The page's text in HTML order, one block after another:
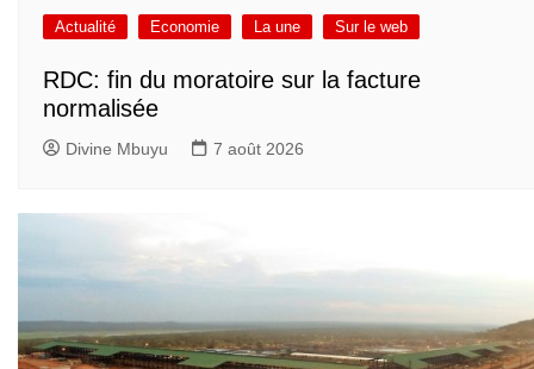
Actualité Economie La une Sur le web
RDC: fin du moratoire sur la facture
normalisée
Divine Mbuyu 7 août 2026